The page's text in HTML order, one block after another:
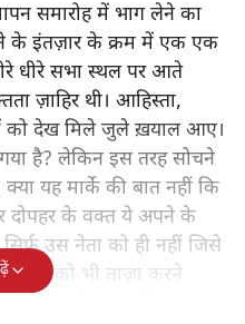
समारोह में भाग लेने का
के इंतज़ार के क्रम में एक एक
धीरे सभा स्थल पर आते
ज़ाहिर थी। आहिस्ता,
को देख मिले जुले ख़याल आए।
है? लेकिन इस तरह सोचने
यह मार्के की बात नहीं कि
दोपहर के वक्त ये अपने के
उस नेता को ही नहीं जिसे
को भी ताज़ा करने
ही अपनी तरफ़ खींचा।